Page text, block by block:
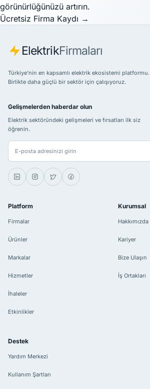
görünürlüğünüzü artırın.
Ücretsiz Firma Kaydı →
ElektrikFirmaları
Türkiye’nin en kapsamlı elektrik ekosistemi platformu.
Birlikte daha güçlü bir sektör için çalışıyoruz.
Gelişmelerden haberdar olun
Elektrik sektöründeki gelişmeleri ve fırsatları ilk siz
öğrenin.
E-posta adresiniz
Platform
Firmalar
Ürünler
Markalar
Hizmetler
İhaleler
Etkinlikler
Kurumsal
Hakkımızda
Kariyer
Bize Ulaşın
İş Ortakları
Destek
Yardım Merkezi
Kullanım Şartları